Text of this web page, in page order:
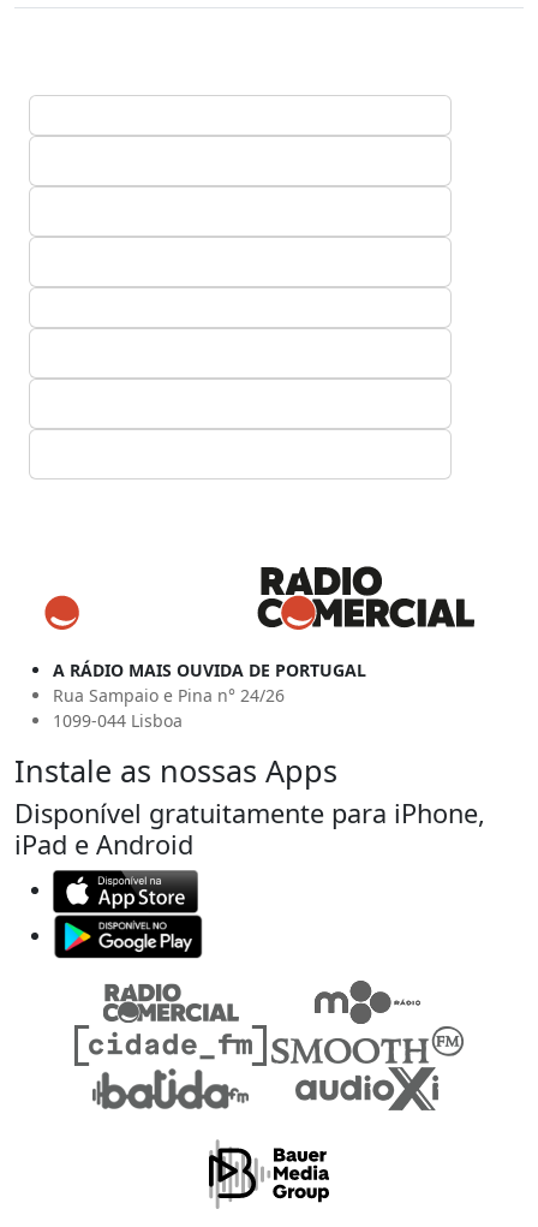
A RÁDIO MAIS OUVIDA DE PORTUGAL
Rua Sampaio e Pina n° 24/26
1099-044 Lisboa
Instale as nossas Apps
Disponível gratuitamente para iPhone,
iPad e Android